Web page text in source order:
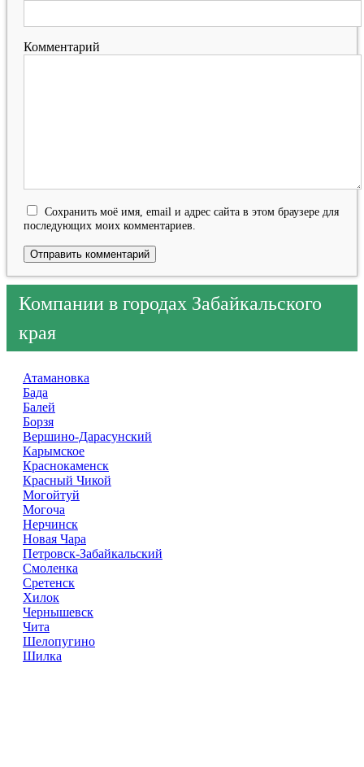
Комментарий
Сохранить моё имя, email и адрес сайта в этом браузере для
последующих моих комментариев.
Компании в городах Забайкальского
края
Атамановка
Бада
Балей
Борзя
Вершино-Дарасунский
Карымское
Краснокаменск
Красный Чикой
Могойтуй
Могоча
Нерчинск
Новая Чара
Петровск-Забайкальский
Смоленка
Сретенск
Хилок
Чернышевск
Чита
Шелопугино
Шилка